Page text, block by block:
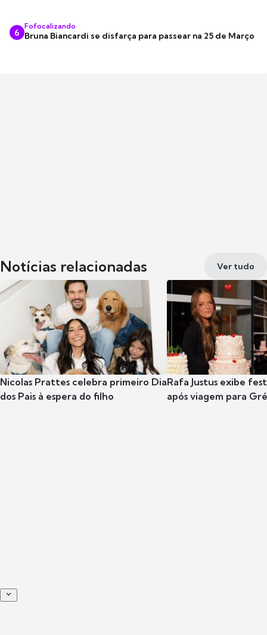
6
Fofocalizando
Bruna Biancardi se disfarça para passear na 25 de Março
Notícias relacionadas Ver tudo
Nicolas Prattes celebra primeiro Dia
dos Pais à espera do filho
Rafa Justus exibe
após viagem para